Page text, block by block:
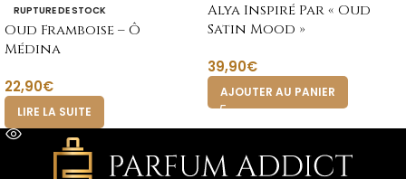
RUPTURE DE STOCK
Oud Framboise – Ô
Médina
22,90€
LIRE LA SUITE
Alya Inspiré Par « Oud
Satin Mood »
39,90€
AJOUTER AU PANIER